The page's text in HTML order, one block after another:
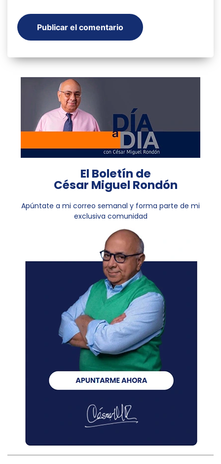
El Boletín de
César Miguel Rondón
Apúntate a mi correo semanal y forma parte de mi
exclusiva comunidad